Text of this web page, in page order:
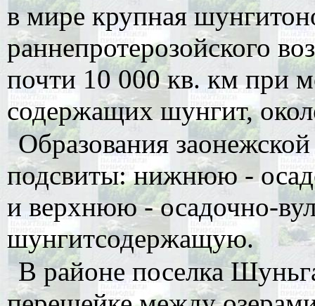
в мире крупная
раннепротерозойского
почти 10 000 кв. км при
содержащих шунгит,
Образования
подсвиты: нижнюю -
и верхнюю - осадочно-
шунгитсодержащую.
В районе поселка